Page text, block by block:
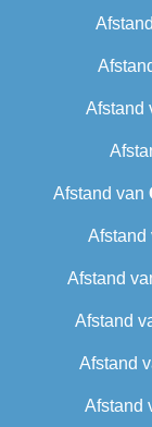
Afstand
Afstand van
Afstand
Afstand
Afstand
Afstand
Afstand